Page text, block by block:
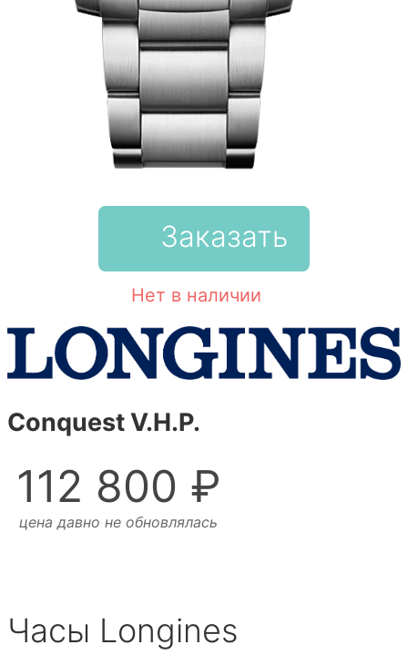
Заказать
Нет в наличии
Conquest V.H.P.
112 800 ₽
цена давно не обновлялась
Часы Longines